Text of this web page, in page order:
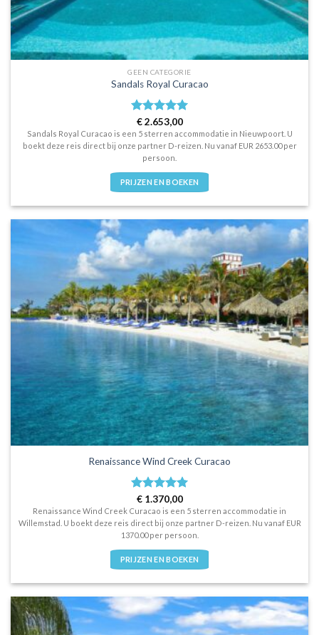
GEEN CATEGORIE
Sandals Royal Curacao
Waardering
5 uit 5
€2.653,00
Sandals Royal Curacao is een 5 sterren accommodatie in Nieuwpoort. U
boekt deze reis direct bij onze partner D-reizen. Nu vanaf EUR 2653.00 per
persoon.
PRIJZEN EN BOEKEN
Renaissance Wind Creek Curacao
Waardering
5uit 5
€1.370,00
Renaissance Wind Creek Curacao is een 5 sterren accommodatie in
Willemstad. U boekt deze reis direct bij onze partner D-reizen. Nu vanaf EUR
1370.00 per persoon.
PRIJZEN EN BOEKEN